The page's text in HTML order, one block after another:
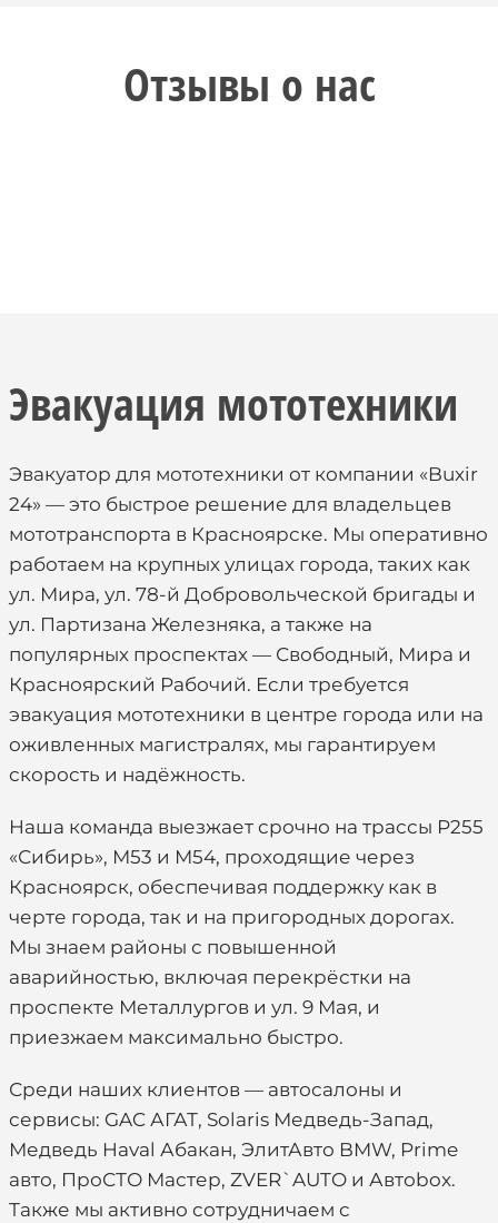
Отзывы о нас
Эвакуация мототехники
Эвакуатор для мототехники от компании «Buxir
24» — это быстрое решение для владельцев
мототранспорта в Красноярске. Мы оперативно
работаем на крупных улицах города, таких как
ул. Мира, ул. 78-й Добровольческой бригады и
ул. Партизана Железняка, а также на
популярных проспектах — Свободный, Мира и
Красноярский Рабочий. Если требуется
эвакуация мототехники в центре города или на
оживленных магистралях, мы гарантируем
скорость и надёжность.
Наша команда выезжает срочно на трассы Р255
«Сибирь», М53 и М54, проходящие через
Красноярск, обеспечивая поддержку как в
черте города, так и на пригородных дорогах.
Мы знаем районы с повышенной
аварийностью, включая перекрёстки на
проспекте Металлургов и ул. 9 Мая, и
приезжаем максимально быстро.
Среди наших клиентов — автосалоны и
сервисы: GAC АГАТ, Solaris Медведь-Запад,
Медведь Haval Абакан, ЭлитАвто BMW, Prime
авто, ПроСТО Мастер, ZVER`AUTO и Автоbox.
Также мы активно сотрудничаем с